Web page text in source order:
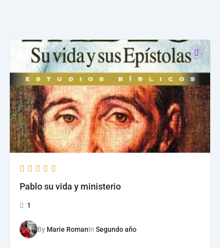
Pablo su vida y ministerio
1
By Marie RomanIn Segundo año